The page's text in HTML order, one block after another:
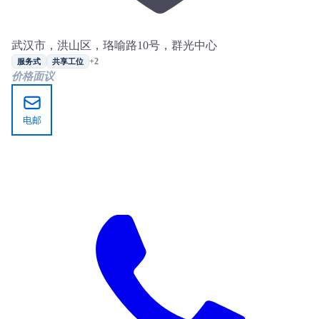
武汉市，洪山区，珞喻路10号，群光中心
服务式 共享工位 +2
价格面议
电邮